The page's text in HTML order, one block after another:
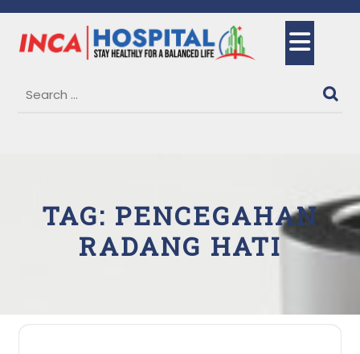
content
TAG: PENCEGAHAN
RADANG HATI